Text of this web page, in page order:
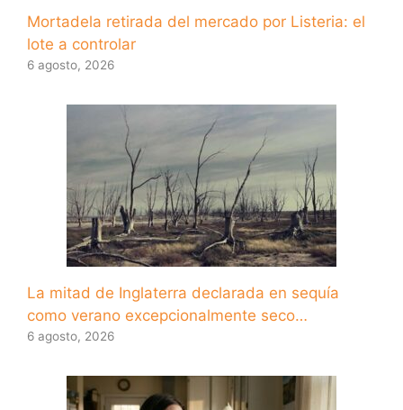
Mortadela retirada del mercado por Listeria: el
lote a controlar
6 agosto, 2026
La mitad de Inglaterra declarada en sequía
como verano excepcionalmente seco…
6 agosto, 2026